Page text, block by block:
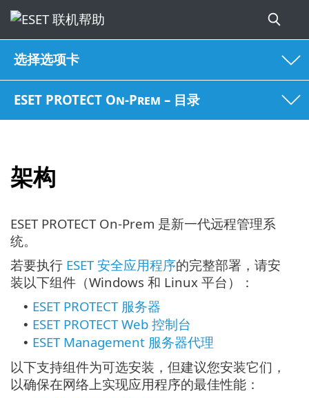
选择选项卡
ESET PROTECT On-Prem – 目录
架构
ESET PROTECT On-Prem 是新一代远程管理系
统。
若要执行 ESET 安全应用程序的完整部署，请安
装以下组件（Windows 和 Linux 平台）：
• ESET PROTECT 服务器
• ESET PROTECT Web 控制台
• ESET Management 服务器代理
以下支持组件为可选安装，但建议您安装它们，
以确保在网络上实现应用程序的最佳性能：